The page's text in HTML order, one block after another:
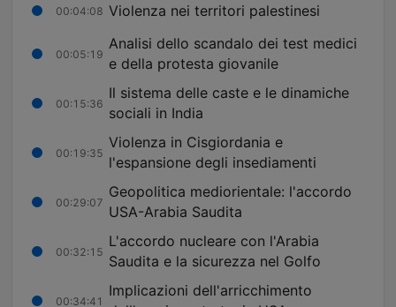
00:04:08 Violenza nei territori palestinesi
00:05:19
Analisi dello scandalo dei test medici
e della protesta giovanile
00:15:36
Il sistema delle caste e le dinamiche
sociali in India
00:19:35
Violenza in Cisgiordania e
l'espansione degli insediamenti
00:29:07
Geopolitica mediorientale: l'accordo
USA-Arabia Saudita
00:32:15
L'accordo nucleare con l'Arabia
Saudita e la sicurezza nel Golfo
00:34:41
Implicazioni dell'arricchimento